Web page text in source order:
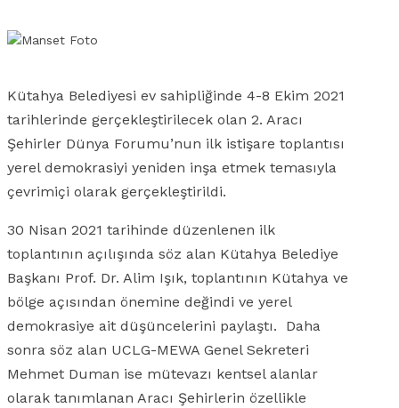
Kütahya Belediyesi ev sahipliğinde 4-8 Ekim 2021
tarihlerinde gerçekleştirilecek olan 2. Aracı
Şehirler Dünya Forumu’nun ilk istişare toplantısı
yerel demokrasiyi yeniden inşa etmek temasıyla
çevrimiçi olarak gerçekleştirildi.
30 Nisan 2021 tarihinde düzenlenen ilk
toplantının açılışında söz alan Kütahya Belediye
Başkanı Prof. Dr. Alim Işık, toplantının Kütahya ve
bölge açısından önemine değindi ve yerel
demokrasiye ait düşüncelerini paylaştı. Daha
sonra söz alan UCLG-MEWA Genel Sekreteri
Mehmet Duman ise mütevazı kentsel alanlar
olarak tanımlanan Aracı Şehirlerin özellikle